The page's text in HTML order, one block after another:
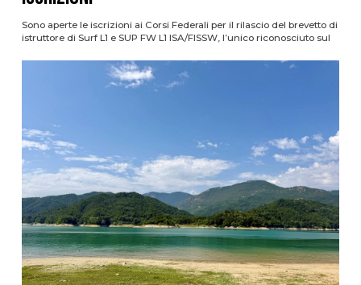
Sono aperte le iscrizioni ai Corsi Federali per il rilascio del brevetto di
istruttore di Surf L1 e SUP FW L1 ISA/FISSW, l’unico riconosciuto sul